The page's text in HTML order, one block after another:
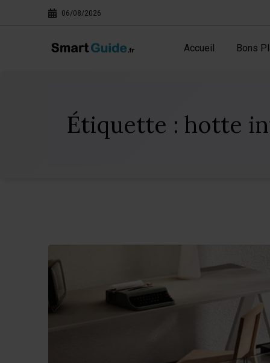
06/08/2026
Accueil Bons
Étiquette : hotte